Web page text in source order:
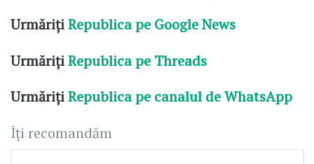
UrmărițiRepublica pe Google News
UrmărițiRepublica pe Threads
UrmărițiRepublica pe canalul de WhatsApp
Îți recomandăm